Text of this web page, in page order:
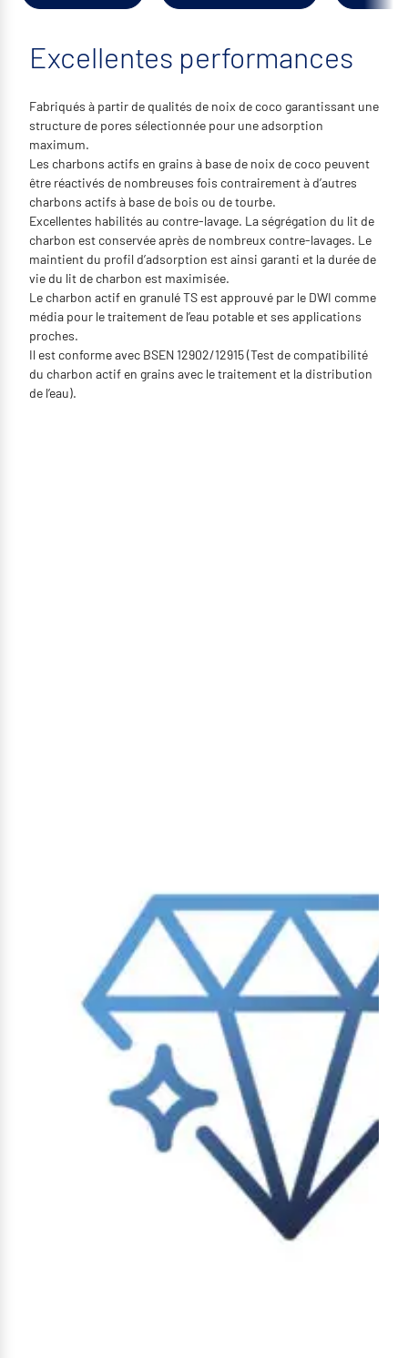
Excellentes performances
Fabriqués à partir de qualités de noix de coco garantissant une
structure de pores sélectionnée pour une adsorption
maximum.
Les charbons actifs en grains à base de noix de coco peuvent
être réactivés de nombreuses fois contrairement à d’autres
charbons actifs à base de bois ou de tourbe.
Excellentes habilités au contre-lavage. La ségrégation du lit de
charbon est conservée après de nombreux contre-lavages. Le
maintient du profil d’adsorption est ainsi garanti et la durée de
vie du lit de charbon est maximisée.
Le charbon actif en granulé TS est approuvé par le DWI comme
média pour le traitement de l’eau potable et ses applications
proches.
Il est conforme avec BSEN 12902/12915 (Test de compatibilité
du charbon actif en grains avec le traitement et la distribution
de l’eau).